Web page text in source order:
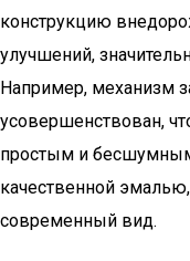
конструкцию
улучшений,
Например, механизм
усовершенствован,
простым и
качественной
современный вид.